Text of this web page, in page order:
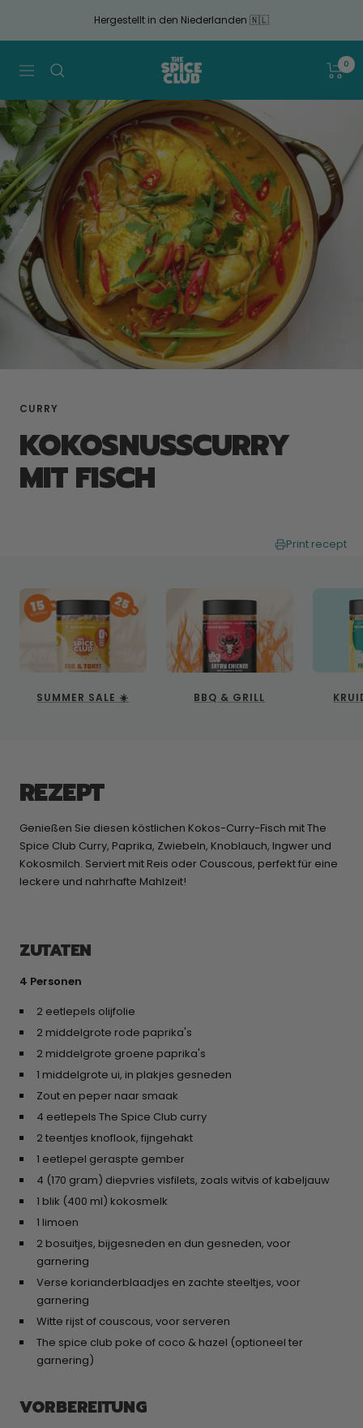
zum
Artikel
Hergestellt in den Niederlanden 🇳🇱
Navigation
The
Spice
Club
0
CURRY
KOKOSNUSSCURRY
MIT FISCH
Print recept
SUMMER SALE ☀️ BBQ & GRILL
REZEPT
Genießen Sie diesen köstlichen Kokos-Curry-Fisch mit The
Spice Club Curry, Paprika, Zwiebeln, Knoblauch, Ingwer und
Kokosmilch. Serviert mit Reis oder Couscous, perfekt für eine
leckere und nahrhafte Mahlzeit!
ZUTATEN
4 Personen
2 eetlepels olijfolie
2 middelgrote rode paprika's
2 middelgrote groene paprika's
1 middelgrote ui, in plakjes gesneden
Zout en peper naar smaak
4 eetlepels The Spice Club curry
2 teentjes knoflook, fijngehakt
1 eetlepel geraspte gember
4 (170 gram) diepvries visfilets, zoals witvis of kabeljauw
1 blik (400 ml) kokosmelk
1 limoen
2 bosuitjes, bijgesneden en dun gesneden, voor
garnering
Verse korianderblaadjes en zachte steeltjes, voor
garnering
Witte rijst of couscous, voor serveren
The spice club poke of coco & hazel (optioneel ter
garnering)
VORBEREITUNG